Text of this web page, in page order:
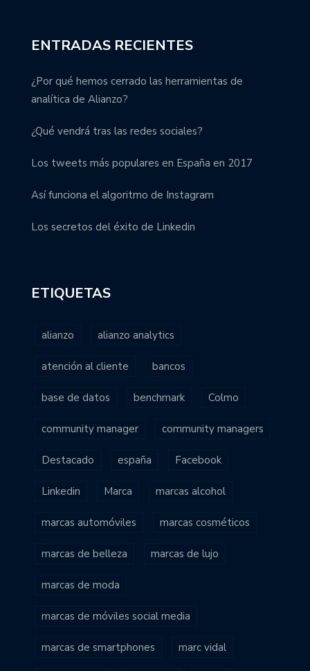
ENTRADAS RECIENTES
¿Por qué hemos cerrado las herramientas de
analítica de Alianzo?
¿Qué vendrá tras las redes sociales?
Los tweets más populares en España en 2017
Así funciona el algoritmo de Instagram
Los secretos del éxito de Linkedin
ETIQUETAS
alianzo alianzo analytics
atención al cliente bancos
base de datos benchmark Colmo
community manager community managers
Destacado españa Facebook
Linkedin Marca marcas alcohol
marcas automóviles marcas cosméticos
marcas de belleza marcas de lujo
marcas de moda
marcas de móviles social media
marcas de smartphones marc vidal